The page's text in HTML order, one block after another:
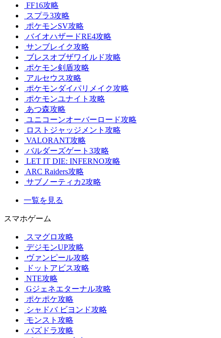
FF16攻略
スプラ3攻略
ポケモンSV攻略
バイオハザードRE4攻略
サンブレイク攻略
ブレスオブザワイルド攻略
ポケモン剣盾攻略
アルセウス攻略
ポケモンダイパリメイク攻略
ポケモンユナイト攻略
あつ森攻略
ユニコーンオーバーロード攻略
ロストジャッジメント攻略
VALORANT攻略
バルダーズゲート3攻略
LET IT DIE: INFERNO攻略
ARC Raiders攻略
サブノーティカ2攻略
一覧を見る
スマホゲーム
スマグロ攻略
デジモンUP攻略
ヴァンピール攻略
ドットアビス攻略
NTE攻略
Gジェネエターナル攻略
ポケポケ攻略
シャドバ ビヨンド攻略
モンスト攻略
パズドラ攻略